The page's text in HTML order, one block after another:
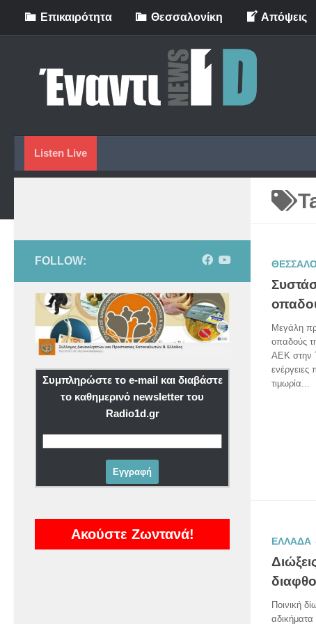
Skip to content
Eπικαιρότητα Θεσσαλονίκη Απόψεις
Listen Live
Μεγάλη
οπαδούς
ΑΕΚ στην
τιμωρία...
ΕΛΛΑΔΑ
Ποινική
FOLLOW:
Συμπληρώστε το e-mail και διαβάστε
το καθημερινό newsletter του
Radio1d.gr
Ακούστε Ζωντανά!